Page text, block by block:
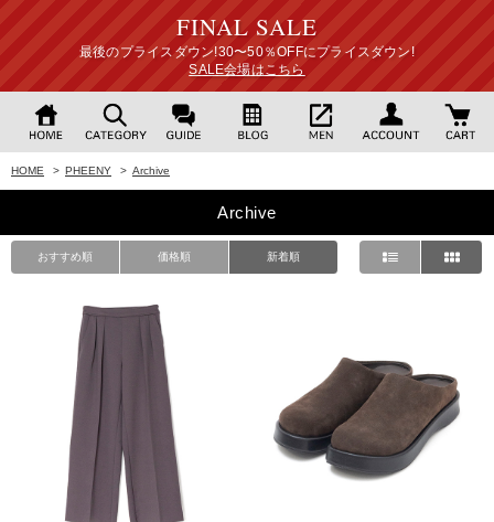
FINAL SALE
最後のプライスダウン!30〜50％OFFにプライスダウン!
SALE会場はこちら
HOME > PHEENY > Archive
Archive
おすすめ順 価格順 新着順